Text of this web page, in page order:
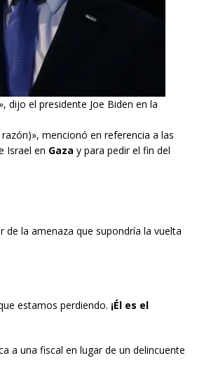
dijo el presidente Joe Biden en la
mencionó en referencia a las
Israel en Gaza y para pedir el fin del
la amenaza que supondría la vuelta
estamos perdiendo. ¡Él es el
a una fiscal en lugar de un delincuente